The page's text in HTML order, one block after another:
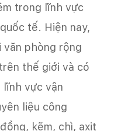
trong lĩnh vực
tế. Hiện nay,
văn phòng rộng
thế giới và có
lĩnh vực vận
liệu công
kẽm, chì, axit